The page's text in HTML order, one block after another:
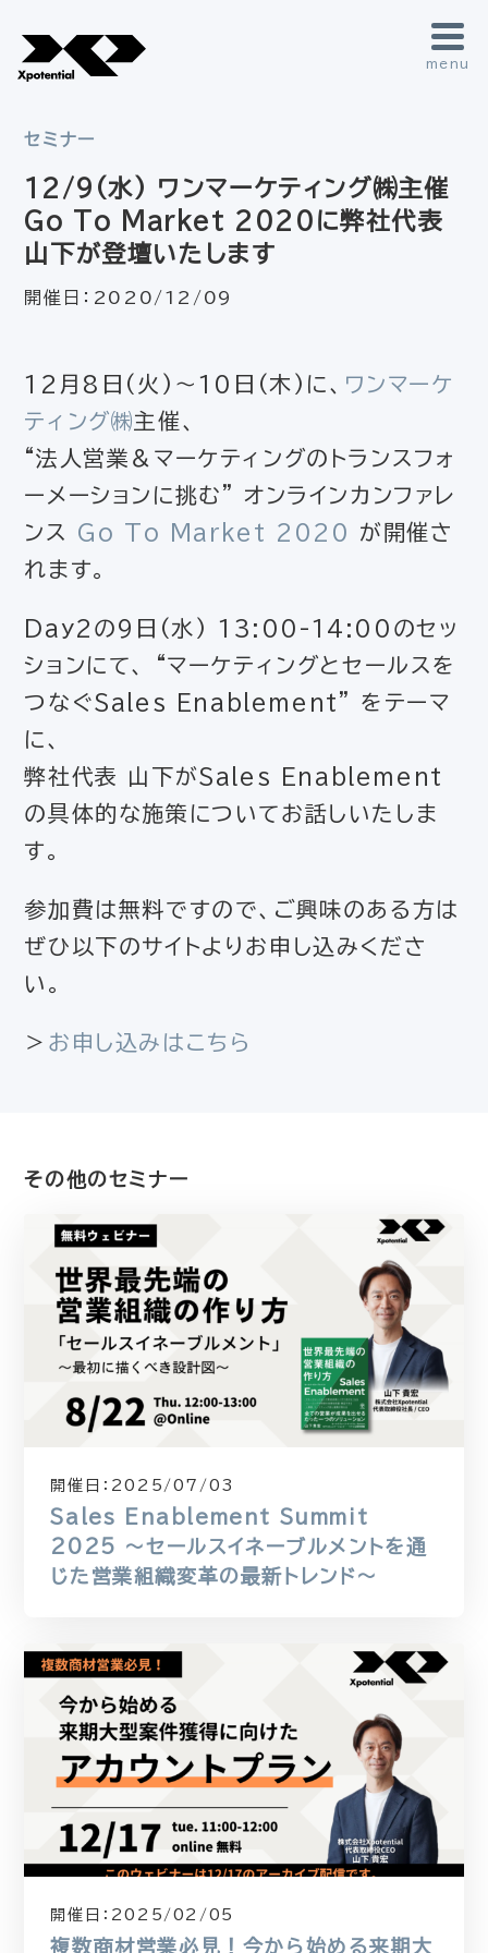
menu
セミナー
12/9(水) ワンマーケティング㈱主催
Go To Market 2020に弊社代表
山下が登壇いたします
開催日： 2020/12/09
12月8日(火)～10日(木)に、 ワンマーケ
ティング㈱主催、
“法人営業＆マーケティングのトランスフォ
ーメーションに挑む” オンラインカンファレ
ンス Go To Market 2020
が開催さ
れます。
Day2の9日(水) 13:00-14:00のセッ
ションにて、 “マーケティングとセールスを
つなぐSales Enablement” をテーマ
に、
弊社代表 山下がSales Enablement
の具体的な施策についてお話しいたしま
す。
参加費は無料ですので、ご興味のある方は
ぜひ以下のサイトよりお申し込みくださ
い。
＞ お申し込みはこちら
その他のセミナー
開催日： 2025/07/03
Sales Enablement Summit
2025 〜セールスイネーブルメントを通
じた営業組織変革の最新トレンド〜
開催日： 2025/02/05
複数商材営業必見！今から始める来期大